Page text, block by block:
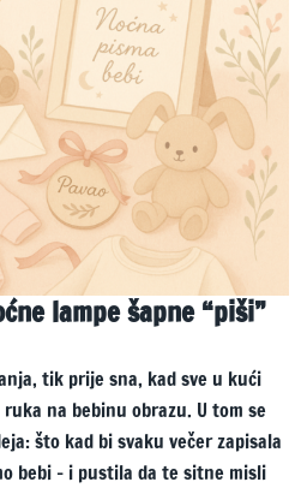
lampe šapne “piši”
tik prije sna, kad sve u kući
na bebinu obrazu. U tom se
što kad bi svaku večer zapisala
bebi – i pustila da te sitne misli